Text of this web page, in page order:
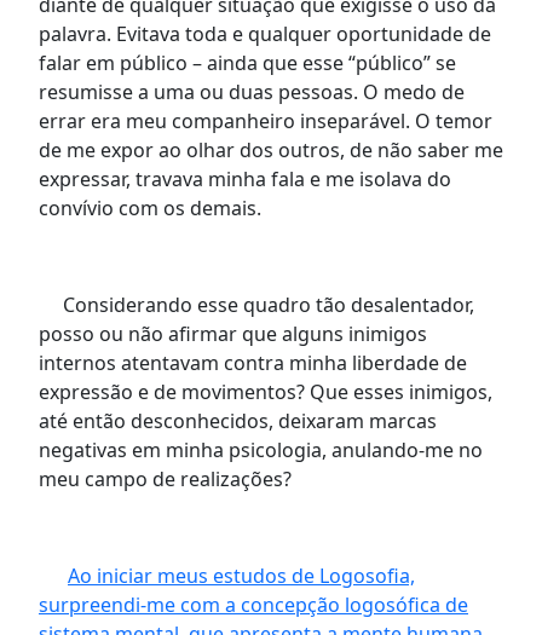
palavra. Evitava toda e qualquer oportunidade de
falar em público – ainda que esse “público” se
resumisse a uma ou duas pessoas. O medo de
errar era meu companheiro inseparável. O temor
de me expor ao olhar dos outros, de não saber me
expressar, travava minha fala e me isolava do
convívio com os demais.
Considerando esse quadro tão desalentador,
posso ou não afirmar que alguns inimigos
internos atentavam contra minha liberdade de
expressão e de movimentos? Que esses inimigos,
até então desconhecidos, deixaram marcas
negativas em minha psicologia, anulando-me no
meu campo de realizações?
Ao iniciar meus estudos de Logosofia,
surpreendi-me com a concepção logosófica de